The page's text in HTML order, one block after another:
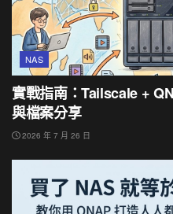
NAS
實戰指南：Tailscale +
與檔案分享
2026 年 7 月 26 日